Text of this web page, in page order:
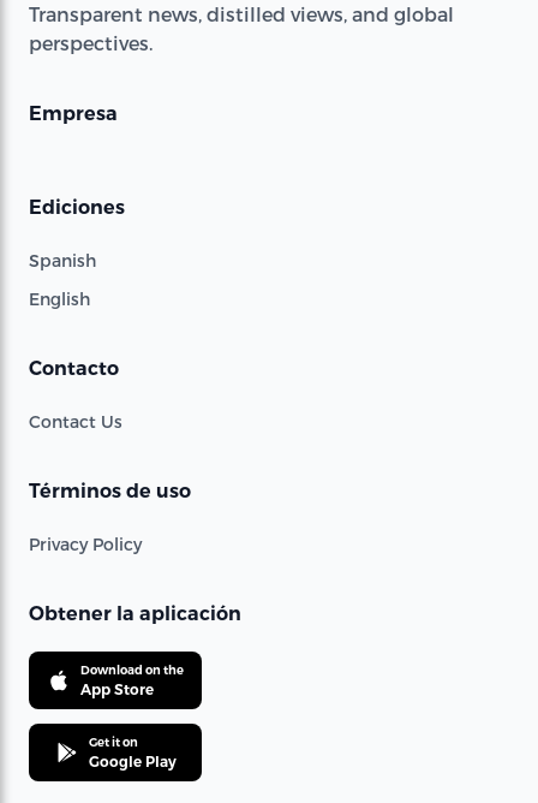
Transparent news, distilled views, and global
perspectives.
Empresa
Ediciones
Spanish
English
Contacto
Contact Us
Términos de uso
Privacy Policy
Obtener la aplicación
Download on the
App Store
Get it on
Google Play